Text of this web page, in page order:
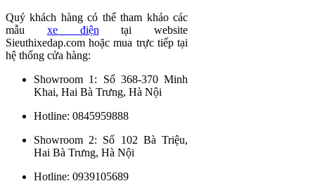
Quý khách hàng có thể tham khảo các
mẫu xe điện tại website
Sieuthixedap.com hoặc mua trực tiếp tại
hệ thống cửa hàng:
Showroom 1: Số 368-370 Minh
Khai, Hai Bà Trưng, Hà Nội
Hotline: 0845959888
Showroom 2: Số 102 Bà Triệu,
Hai Bà Trưng, Hà Nội
Hotline: 0939105689